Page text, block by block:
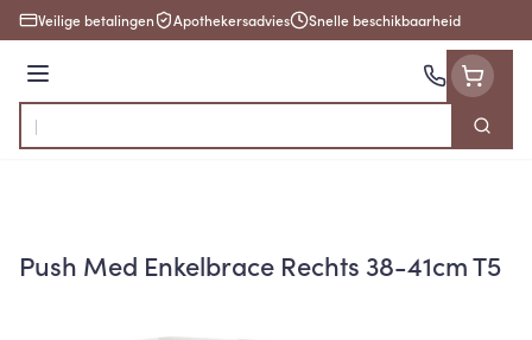
Ga naar de inhoud
Veilige betalingen Apothekersadvies Snelle beschikbaarheid
Menu
Product, merk, categorie...
Zoek
Push Med Enkelbrace Rechts 38-41cm T5